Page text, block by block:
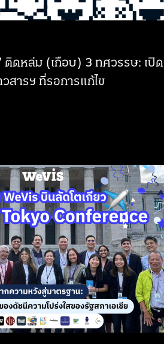
ติดหล่ม (เกือบ) 3 ทศวรรษ: เปิด
ารฯ ที่รอการแก้ไข